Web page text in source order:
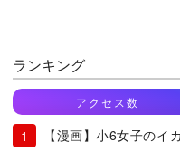
ランキング
アクセス数
【漫画】小6女子のイ